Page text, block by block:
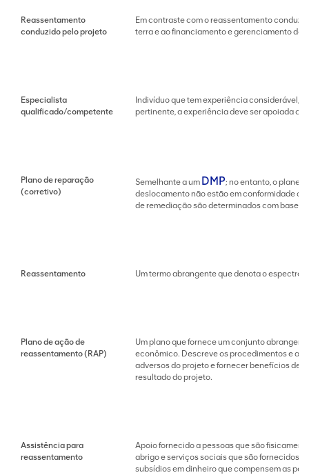
Reassentamento
conduzido pelo projeto
Em contraste com o reassentamento
terra e ao financiamento e gerenciamento do
Especialista
qualificado/competente
Indivíduo que tem experiência considerável,
pertinente, a experiência deve ser apoiada
Plano de reparação
(corretivo)
Semelhante a um DMP; no entanto, o
deslocamento não estão em conformidade
de remediação são determinados com base
Reassentamento Um termo abrangente que denota o espectro
Plano de ação de
reassentamento (RAP)
Um plano que fornece um conjunto
econômico. Descreve os procedimentos e
adversos do projeto e fornecer benefícios de
resultado do projeto.
Assistência para
reassentamento
Apoio fornecido a pessoas que são
abrigo e serviços sociais que são fornecidos
subsídios em dinheiro que compensem as